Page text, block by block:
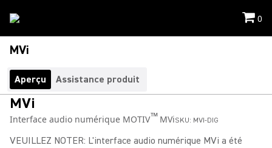
0
MVi
Aperçu Assistance produit
MVi
Interface audio numérique MOTIV™MViSKU: MVI-DIG
VEUILLEZ NOTER: L'interface audio numérique MVi a été